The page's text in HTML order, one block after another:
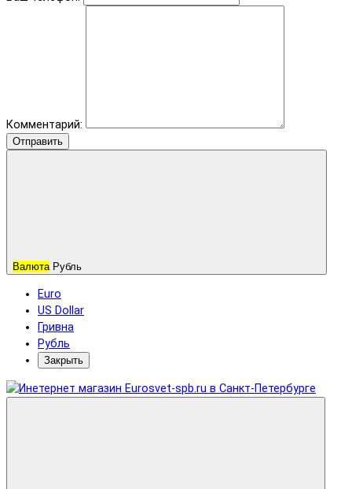
Комментарий:
Отправить
Валюта Рубль
Euro
US Dollar
Гривна
Рубль
Закрыть